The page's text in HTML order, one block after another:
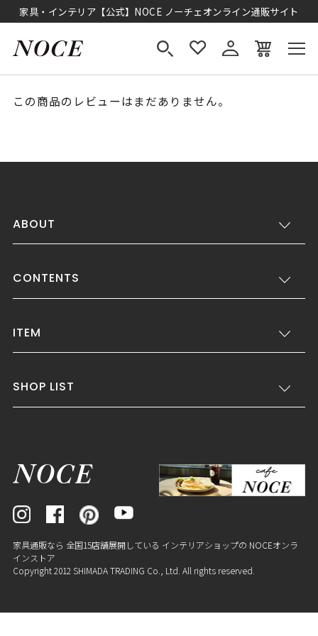
家具・インテリア【公式】NOCE ノーチェオンライン通販サイト
この商品のレビューはまだありません。
ABOUT
CONTENTS
ITEM
SHOP LIST
家具通販なら 全国15店舗展開している インテリアショップの NOCEオンラ
インストア
Copyright 2012 SHIMADA TRADING Co., Ltd. All rights reserved.